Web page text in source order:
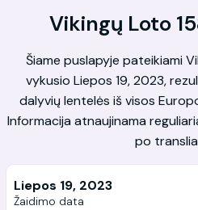
Vikingų Loto
Šiame puslapyje pateikiami
vykusio Liepos 19, 2023,
dalyvių lentelės iš visos
Informacija atnaujinama
po
Liepos 19, 2023
Žaidimo data